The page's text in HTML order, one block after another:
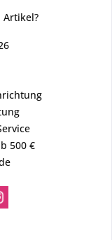
Artikel?
500 €